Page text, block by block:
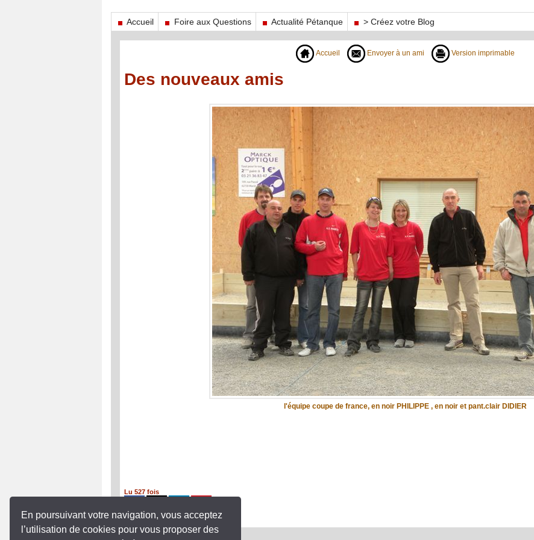
En poursuivant votre navigation, vous acceptez
l’utilisation de cookies pour vous proposer des
Accueil Foire aux Questions Actualité Pétanque > Créez votre Blog
Accueil Envoyer à un ami Version imprimable
Des nouveaux amis
l'équipe coupe de france, en noir PHILIPPE , en noir et pant.clair DIDIER
Lu 527 fois